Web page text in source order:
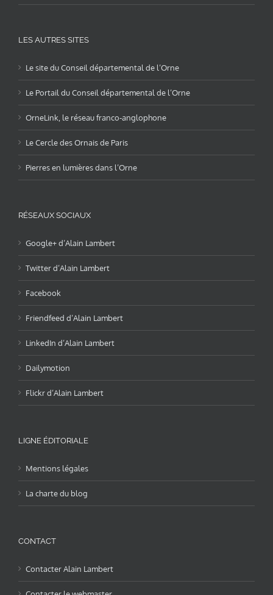
LES AUTRES SITES
Le site du Conseil départemental de l’Orne
Le Portail du Conseil départemental de l’Orne
OrneLink, le réseau franco-anglophone
Le Cercle des Ornais de Paris
Pierres en lumières dans l’Orne
RÉSEAUX SOCIAUX
Google+ d’Alain Lambert
Twitter d’Alain Lambert
Facebook
Friendfeed d’Alain Lambert
LinkedIn d’Alain Lambert
Dailymotion
Flickr d’Alain Lambert
LIGNE ÉDITORIALE
Mentions légales
La charte du blog
CONTACT
Contacter Alain Lambert